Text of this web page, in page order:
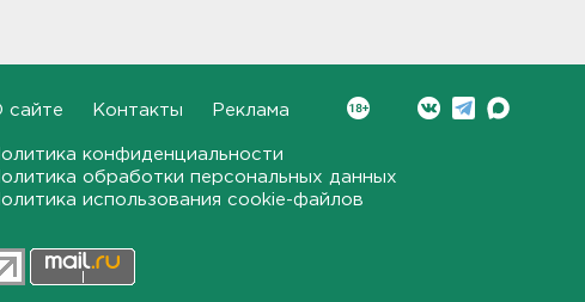
8 млн
сайте Контакты Реклама
конфиденциальности
обработки персональных данных
использования cookie-файлов